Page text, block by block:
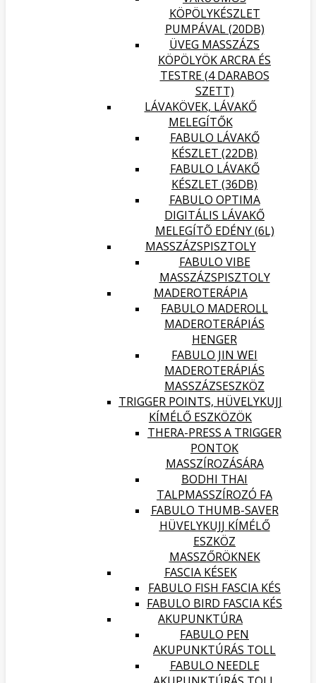
KÖPÖLYKÉSZLET
PUMPÁVAL (20DB)
ÜVEG MASSZÁZS
KÖPÖLYÖK ARCRA ÉS
TESTRE (4 DARABOS
SZETT)
LÁVAKÖVEK, LÁVAKŐ
MELEGÍTŐK
FABULO LÁVAKŐ
KÉSZLET (22DB)
FABULO LÁVAKŐ
KÉSZLET (36DB)
FABULO OPTIMA
DIGITÁLIS LÁVAKŐ
MELEGÍTÕ EDÉNY (6L)
MASSZÁZSPISZTOLY
FABULO VIBE
MASSZÁZSPISZTOLY
MADEROTERÁPIA
FABULO MADEROLL
MADEROTERÁPIÁS
HENGER
FABULO JIN WEI
MADEROTERÁPIÁS
MASSZÁZSESZKÖZ
TRIGGER POINTS, HÜVELYKUJJ
KÍMÉLŐ ESZKÖZÖK
THERA-PRESS A TRIGGER
PONTOK
MASSZÍROZÁSÁRA
BODHI THAI
TALPMASSZÍROZÓ FA
FABULO THUMB-SAVER
HÜVELYKUJJ KÍMÉLŐ
ESZKÖZ
MASSZŐRÖKNEK
FASCIA KÉSEK
FABULO FISH FASCIA KÉS
FABULO BIRD FASCIA KÉS
AKUPUNKTÚRA
FABULO PEN
AKUPUNKTÚRÁS TOLL
FABULO NEEDLE